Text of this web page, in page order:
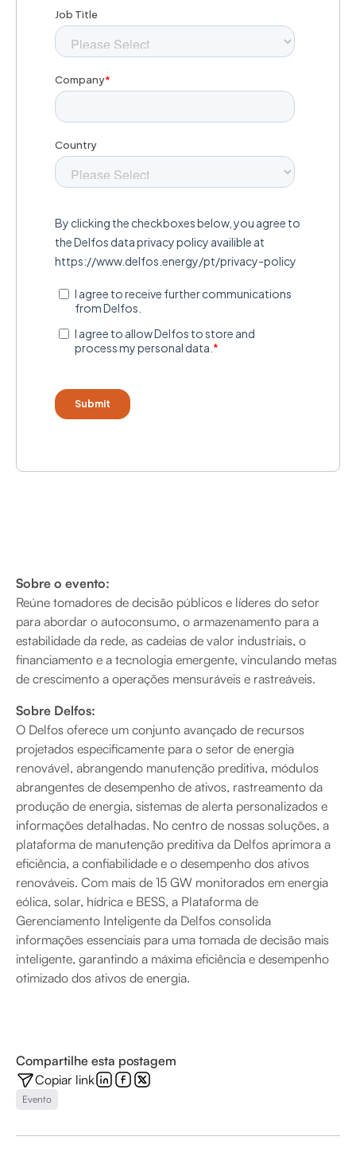
Sobre o evento:
Reúne tomadores de decisão públicos e líderes do setor
para abordar o autoconsumo, o armazenamento para a
estabilidade da rede, as cadeias de valor industriais, o
financiamento e a tecnologia emergente, vinculando metas
de crescimento a operações mensuráveis e rastreáveis.
Sobre Delfos:
O Delfos oferece um conjunto avançado de recursos
projetados especificamente para o setor de energia
renovável, abrangendo manutenção preditiva, módulos
abrangentes de desempenho de ativos, rastreamento da
produção de energia, sistemas de alerta personalizados e
informações detalhadas. No centro de nossas soluções, a
plataforma de manutenção preditiva da Delfos aprimora a
eficiência, a confiabilidade e o desempenho dos ativos
renováveis. Com mais de 15 GW monitorados em energia
eólica, solar, hídrica e BESS, a Plataforma de
Gerenciamento Inteligente da Delfos consolida
informações essenciais para uma tomada de decisão mais
inteligente, garantindo a máxima eficiência e desempenho
otimizado dos ativos de energia.
Compartilhe esta postagem
Copiar link
Evento